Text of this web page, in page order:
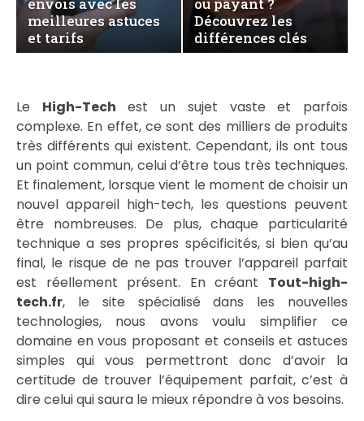
meilleures astuces
et tarifs
Découvrez les
différences clés
Le High-Tech est un sujet vaste et parfois
complexe. En effet, ce sont des milliers de produits
très différents qui existent. Cependant, ils ont tous
un point commun, celui d’être tous très techniques.
Et finalement, lorsque vient le moment de choisir un
nouvel appareil high-tech, les questions peuvent
être nombreuses. De plus, chaque particularité
technique a ses propres spécificités, si bien qu’au
final, le risque de ne pas trouver l’appareil parfait
est réellement présent. En créant Tout-high-
tech.fr, le site spécialisé dans les nouvelles
technologies, nous avons voulu simplifier ce
domaine en vous proposant et conseils et astuces
simples qui vous permettront donc d’avoir la
certitude de trouver l’équipement parfait, c’est à
dire celui qui saura le mieux répondre à vos besoins.